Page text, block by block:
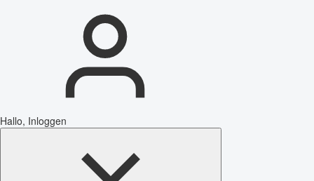
Hallo, Inloggen